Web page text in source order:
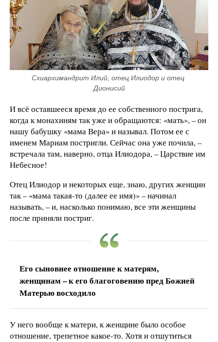
Схиархимандрит Илий, отец Илиодор и отец
Дионисий
И всё оставшееся время до ее собственного пострига,
когда к монахиням так уже и обращаются: «мать», – он
нашу бабушку «мама Вера» и называл. Потом ее с
именем Мариам постригли. Сейчас она уже почила, –
встречала там, наверно, отца Илиодора, – Царствие им
Небесное!
Отец Илиодор и некоторых еще, знаю, других женщин
так – «мама такая-то (далее ее имя)» – начинал
называть, – и, насколько понимаю, все эти женщины
после приняли постриг.
Его сыновнее отношение к матерям,
женщинам – к его благоговению пред Божией
Матерью восходило
У него вообще к матери, к женщине было особое
отношение, трепетное какое-то. Хотя и отшутиться